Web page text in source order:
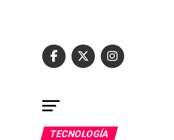
TECNOLOGÍA